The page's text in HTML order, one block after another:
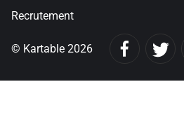
Recrutement
© Kartable 2026